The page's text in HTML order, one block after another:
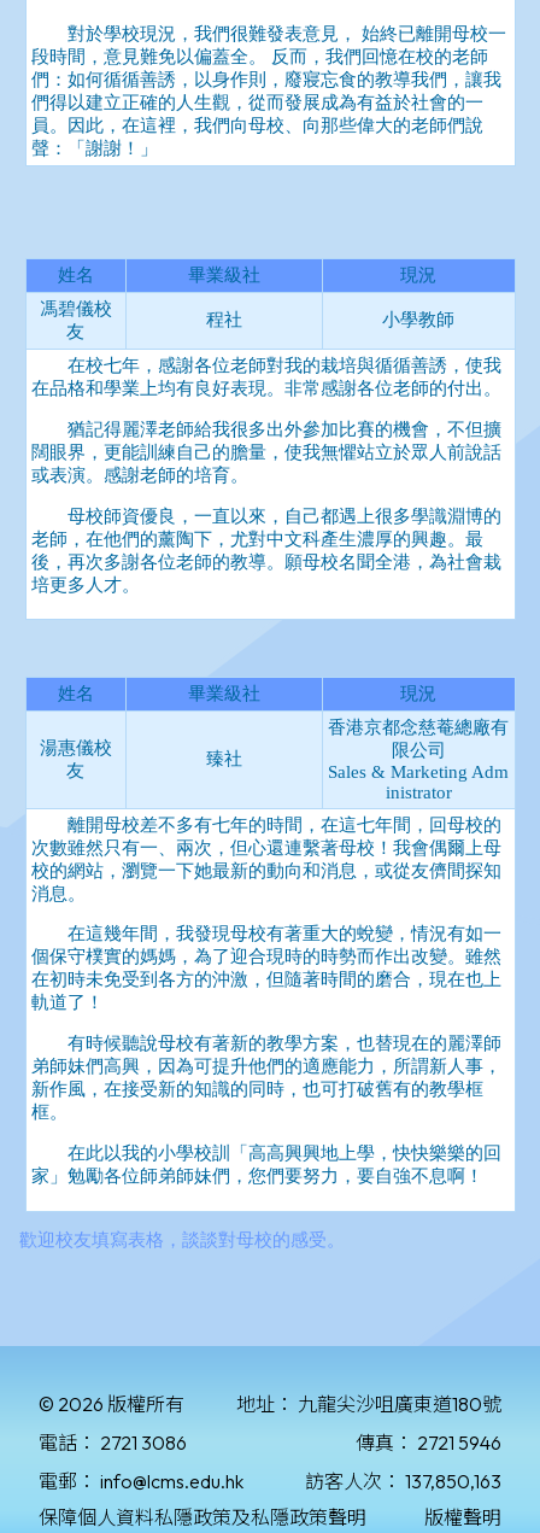
© 2026 版權所有 地址： 九龍尖沙咀廣東道180號
電話： 2721 3086 傳真： 2721 5946
電郵： info@lcms.edu.hk 訪客人次： 137,850,163
保障個人資料私隱政策及私隱政策聲明
版權聲明